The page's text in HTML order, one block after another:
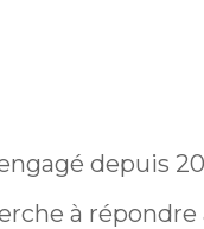
depuis
à